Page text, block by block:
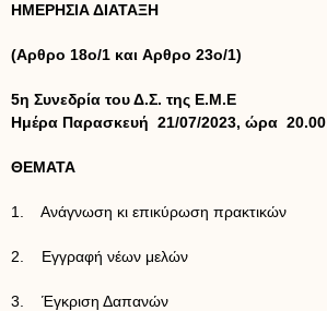
ΗΜΕΡΗΣΙΑ ΔΙΑΤΑΞΗ
(Aρθρο 18ο/1 και Aρθρο 23ο/1)
5η Συνεδρία του Δ.Σ. της Ε.Μ.Ε
Ημέρα Παρασκευή 21/07/2023, ώρα 20.00
ΘΕΜΑΤΑ
1. Ανάγνωση κι επικύρωση πρακτικών
2. Εγγραφή νέων μελών
3. Έγκριση Δαπανών